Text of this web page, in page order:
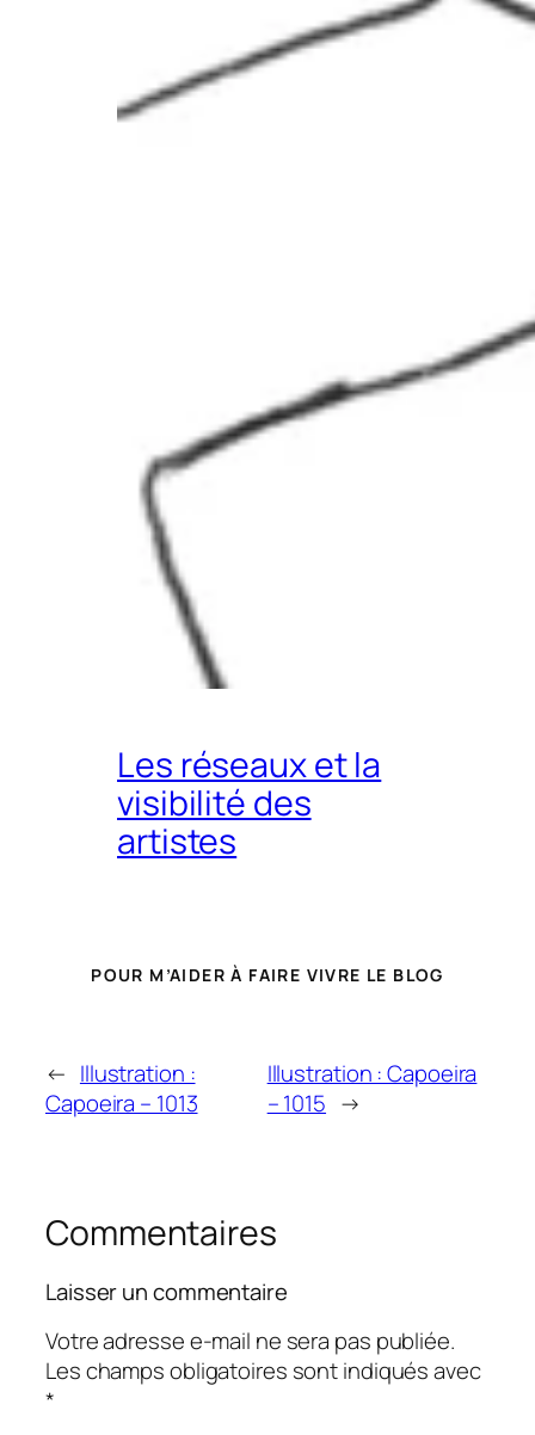
Les réseaux et la
visibilité des
artistes
POUR M’AIDER À FAIRE VIVRE LE BLOG
← Illustration :
Capoeira – 1013
Illustration : Capoeira
– 1015 →
Commentaires
Laisser un commentaire
Votre adresse e-mail ne sera pas publiée.
Les champs obligatoires sont indiqués avec
*